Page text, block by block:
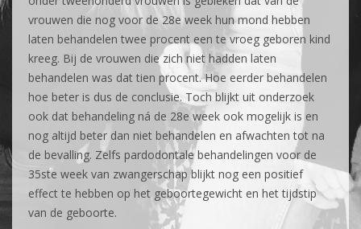
vrouwen die nog voor de 28e week hun mond hebben
laten behandelen twee procent een te vroeg geboren kind
kreeg. Bij de vrouwen die zich niet hadden laten
behandelen was dat tien procent. Hoe eerder behandelen
hoe beter is dus de conclusie. Toch blijkt uit onderzoek
ook dat behandeling ná de 28e week ook mogelijk is en
nog altijd beter dan niet behandelen en afwachten tot na
de bevalling. Zelfs pardodontale behandelingen voor de
35ste week van zwangerschap blijkt nog een positief
effect te hebben op het geboortegewicht en het tijdstip
van de geboorte.